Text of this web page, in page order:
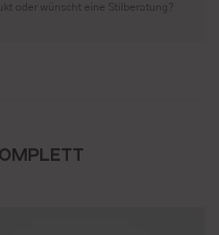
oder wünscht eine Stilberatung?